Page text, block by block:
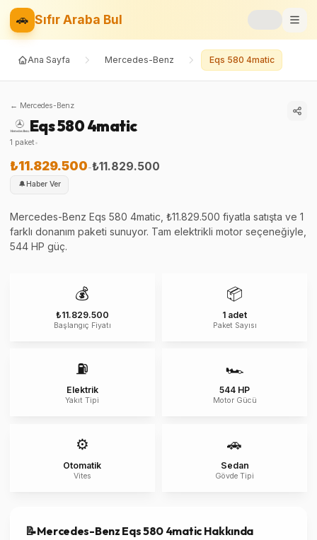
🚗 Sıfır Araba Bul
Markalar
📝Blog
⚡Elektrikli
⚖️Karşılaştır
Ana Sayfa Mercedes-Benz Eqs 580 4matic
← Mercedes-Benz
Eqs 580 4matic
1 paket•
₺11.829.500-₺11.829.500
🔔 Haber Ver
Mercedes-Benz Eqs 580 4matic, ₺11.829.500 fiyatla satışta ve 1
farklı donanım paketi sunuyor. Tam elektrikli motor seçeneğiyle,
544 HP güç.
💰
₺11.829.500
Başlangıç Fiyatı
📦
1 adet
Paket Sayısı
⛽
Elektrik
Yakıt Tipi
🏎️
544 HP
Motor Gücü
⚙️
Otomatik
Vites
🚗
Sedan
Gövde Tipi
📝Mercedes-Benz Eqs 580 4maticHakkında